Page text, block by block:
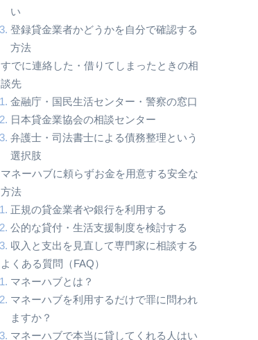
い
登録貸金業者かどうかを自分で確認する
方法
すでに連絡した・借りてしまったときの相
談先
金融庁・国民生活センター・警察の窓口
日本貸金業協会の相談センター
弁護士・司法書士による債務整理という
選択肢
マネーハブに頼らずお金を用意する安全な
方法
正規の貸金業者や銀行を利用する
公的な貸付・生活支援制度を検討する
収入と支出を見直して専門家に相談する
よくある質問（FAQ）
マネーハブとは？
マネーハブを利用するだけで罪に問われ
ますか？
マネーハブで本当に貸してくれる人はい